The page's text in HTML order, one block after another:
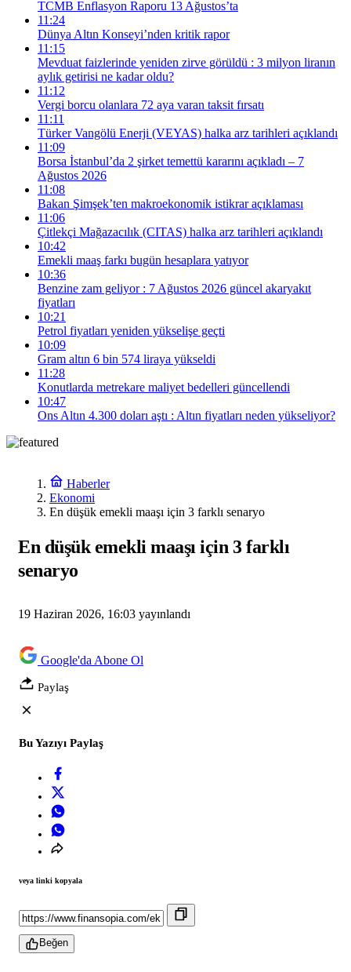
TCMB Enflasyon Raporu 13 Ağustos’ta
11:24
Dünya Altın Konseyi’nden kritik rapor
11:15
Mevduat faizlerinde yeniden zirve görüldü : 3 milyon liranın
aylık getirisi ne kadar oldu?
11:12
Vergi borcu olanlara 72 aya varan taksit fırsatı
11:11
Türker Vangölü Enerji (VEYAS) halka arz tarihleri açıklandı
11:09
Borsa İstanbul’da 2 şirket temettü kararını açıkladı – 7
Ağustos 2026
11:08
Bakan Şimşek’ten makroekonomik istikrar açıklaması
11:06
Çitlekçi Mağazacılık (CITAS) halka arz tarihleri açıklandı
10:42
Emekli maaş farkı bugün hesaplara yatıyor
10:36
Benzine zam geliyor : 7 Ağustos 2026 güncel akaryakıt
fiyatları
10:21
Petrol fiyatları yeniden yükselişe geçti
10:09
Gram altın 6 bin 574 liraya yükseldi
11:28
Konutlarda metrekare maliyet bedelleri güncellendi
10:47
Ons Altın 4.300 doları aştı : Altın fiyatları neden yükseliyor?
Haberler
Ekonomi
En düşük emekli maaşı için 3 farklı senaryo
En düşük emekli maaşı için 3 farklı
senaryo
19 Haziran 2026, 16:03 yayınlandı
Google'da Abone Ol
Paylaş
Bu Yazıyı Paylaş
veya linki kopyala
Beğen